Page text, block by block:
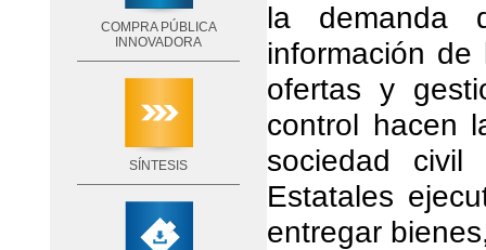
COMPRA PÚBLICA
INNOVADORA
SÍNTESIS
la demanda
información de
ofertas y
control hacen
sociedad
Estatales
entregar